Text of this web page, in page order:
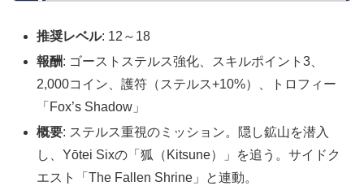
推奨レベル: 12～18
報酬: ゴーストステルス強化、スキルポイント3、
2,000コイン、護符（ステルス+10%）、トロフィー
「Fox’s Shadow」
概要: ステルス重視のミッション。隠し鉱山を潜入
し、Yōtei Sixの「狐（Kitsune）」を追う。サイドク
エスト「The Fallen Shrine」と連動。